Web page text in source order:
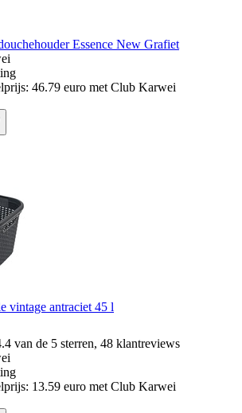
Essence New Grafiet
46.79 euro met Club Karwei
vintage antraciet 45 l
van de 5 sterren, 48 klantreviews
13.59 euro met Club Karwei